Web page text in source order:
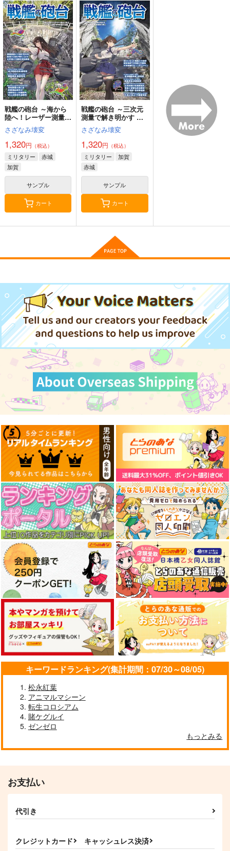
去年ルノアール鎮守府
で～
Paradise of Thunder
～
小書会
550円（税込）
電
カート
妙齢型重巡伝 残念だ
よ!!足柄さん(48)
HYPER BRAND
880円（税込）
足柄
カート
ボクカワウソ戦隊ビッ
クセブン
Mystic Lab
660円（税込）
I/RO
めるくまある/ALL.
1,100円（税込）
艦隊これくしょん-艦これ-
島風
サンプル
カート
作品詳細 作品詳細
パラドックスドライブ
東風
629
東せつな
サンプル
作品詳細
EAS PRAY LOVE
東風
472
イース
サンプル
作品詳細
Vivid
（税込）
サンプル
作品詳細
色彩変化
600円 （税込）
イース
サンプル
作品詳細
戦艦の砲台 ～三次元
測量で解き明かす 対
馬要塞・海軍砲塔の興
さざなみ壊変
1,320円（税込）
サンプル
作品詳細
社畜巡礼記３ 南米ス
ペシャル
赤茄子労働組合
1,375円
あさぎりゲン
サンプル
作品詳細
めぐりどころ 2
ジーオーティー
770円（税込）
サンプル
作品詳細
戦艦の砲台 ～海から
陸へ！レーザー測量で
蘇る巨大地下空間・壱
岐要塞の全貌
さざなみ壊変
1,320円 （税込）
ミリタリー
赤城
加賀
サンプル
カート
戦艦の砲台 ～三次元
測量で解き明かす 対
馬要塞・海軍砲塔の興
亡
さざなみ壊変
1,320円 （税込）
ミリタリー
加賀
赤城
サンプル
カート
キーワードランキング(集計期間：07/30～08/05)
松永紅葉
アニマルマシーン
転生コロシアム
賭ケグルイ
ゼンゼロ
もっとみる
お支払い
代引き
クレジットカード キャッシュレス決済